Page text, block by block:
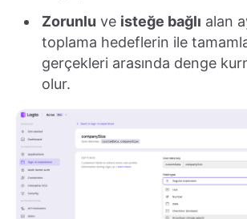
Zorunlu ve isteğe bağlı alan
toplama hedeflerin ile
gerçekleri arasında denge
olur.